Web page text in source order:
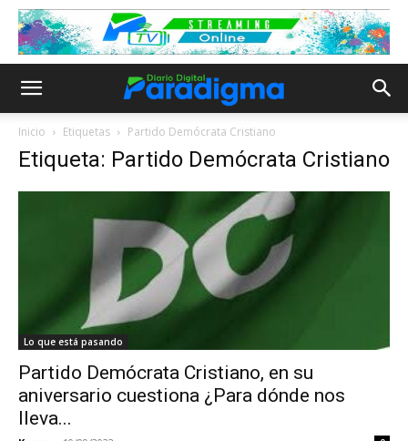
Inicio Etiquetas Partido Demócrata Cristiano
Etiqueta: Partido Demócrata Cristiano
Lo que está pasando
Partido Demócrata Cristiano, en su
aniversario cuestiona ¿Para dónde nos
lleva...